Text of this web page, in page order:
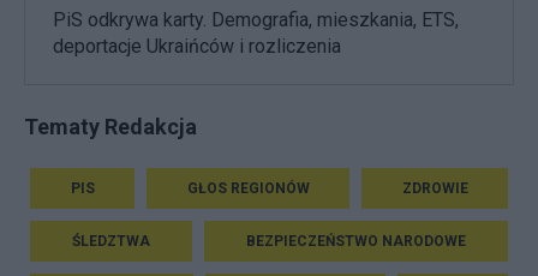
PiS odkrywa karty. Demografia, mieszkania, ETS,
deportacje Ukraińców i rozliczenia
Tematy Redakcja
PIS GŁOS REGIONÓW ZDROWIE
ŚLEDZTWA BEZPIECZEŃSTWO NARODOWE